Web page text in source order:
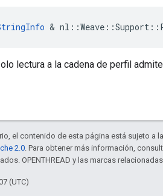
& nl ::Weave ::Support ::
lectura a la cadena de perfil
el contenido de esta página está sujeto a la
2.0. Para obtener más información,
OPENTHREAD y las marcas
(UTC)